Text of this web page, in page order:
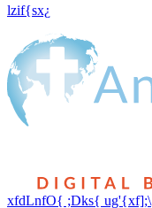
lzif{sx¿
xfdLnfO{ ;Dks{ ug'{xf];\